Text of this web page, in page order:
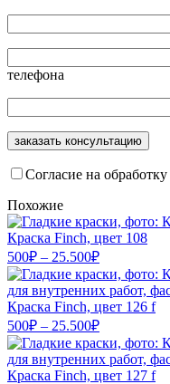
телефона
Cогласие на обработку
Похожие
Краска Finch, цвет 108
500₽ – 25.500₽Диапазон
цен:
500₽
–
25.500₽
Краска Finch, цвет 126 f
500₽ – 25.500₽Диапазон
цен:
500₽
–
Краска Finch, цвет 127 f